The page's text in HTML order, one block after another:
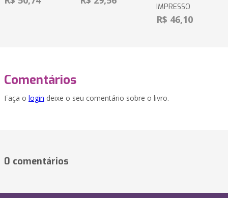
IMPRESSO
R$ 46,10
Comentários
Faça o login deixe o seu comentário sobre o livro.
0 comentários